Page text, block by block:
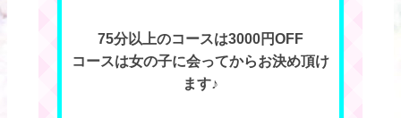
75分以上のコースは3000円OFF
コースは女の子に会ってからお決め頂け
ます♪